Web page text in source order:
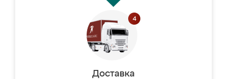
Доставка